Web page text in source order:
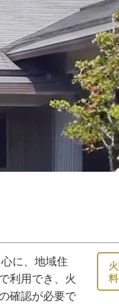
に、地域住
利用でき、火
確認が必要で